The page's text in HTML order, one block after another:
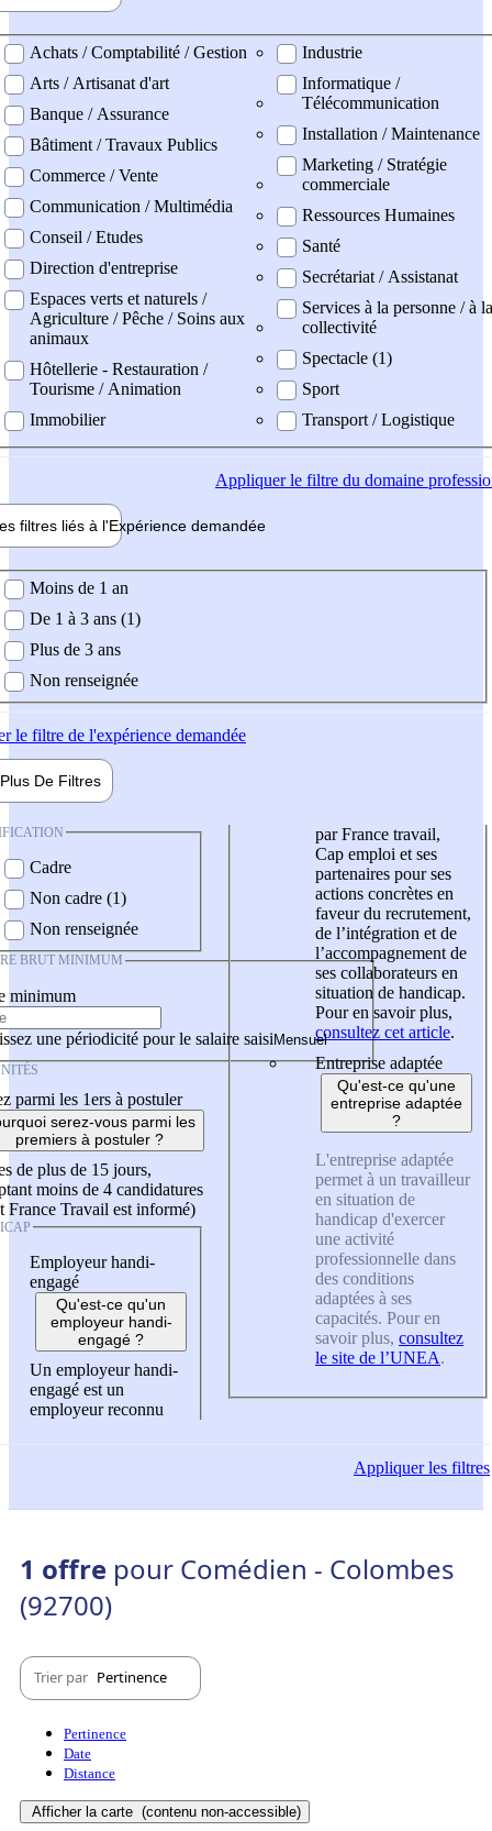
professionel
Achats / Comptabilité / Gestion
Arts / Artisanat d'art
Banque / Assurance
Bâtiment / Travaux Publics
Commerce / Vente
Communication / Multimédia
Conseil / Etudes
Direction d'entreprise
Espaces verts et naturels /
Agriculture / Pêche / Soins aux
animaux
Hôtellerie - Restauration /
Tourisme / Animation
Immobilier
Industrie
Informatique /
Télécommunication
Installation / Maintenance
Marketing / Stratégie
commerciale
Ressources Humaines
Santé
Secrétariat / Assistanat
Services à la personne / à la
collectivité
Spectacle (1)
Sport
Transport / Logistique
Appliquerle filtre du domaine
filtres liés à l'Expérience demandée
demandée
Moins de 1 an
De 1 à 3 ans (1)
Plus de 3 ans
Non renseignée
le filtre de l'expérience demandée
Plus De Filtres
Cadre
Non cadre (1)
Non renseignée
BRUT MINIMUM
minimum
une périodicité pour le salaire saisi
parmi les 1ers à postuler
serez-vous parmi les
premiers à postuler ?
de plus de 15 jours,
moins de 4 candidatures
France Travail est informé)
Employeur handi-
engagé
Qu'est-ce qu'un
employeur handi-
engagé ?
Un employeur handi-
engagé est un
employeur reconnu
par France travail,
Cap emploi et ses
partenaires pour ses
actions concrètes en
faveur du recrutement,
de l’intégration et de
l’accompagnement de
ses collaborateurs en
situation de handicap.
Pour en savoir plus,
consultez cet article.
Entreprise adaptée
Qu'est-ce qu'une
entreprise adaptée
?
L'entreprise adaptée
permet à un travailleur
en situation de
handicap d'exercer
une activité
professionnelle dans
des conditions
adaptées à ses
capacités. Pour en
savoir plus, consultez
le site de l’UNEA.
Appliquerles filtres
1 offre pour Comédien - Colombes
(92700)
Trier par Pertinence
Pertinence
Date
Distance
Afficher la carte (contenu non-accessible)